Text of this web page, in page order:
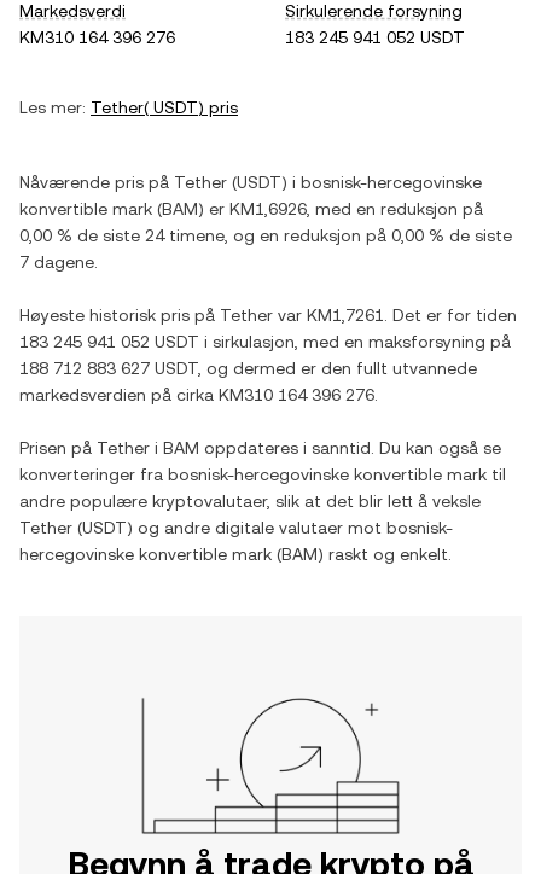
Markedsverdi
KM310 164 396 276
Sirkulerende forsyning
183 245 941 052 USDT
Les mer: Tether( USDT) pris
Nåværende pris på Tether (USDT) i bosnisk-hercegovinske
konvertible mark (BAM) er KM1,6926 , med en reduksjon på
0,00 % de siste 24 timene, og en reduksjon på 0,00 % de siste
7 dagene.
Høyeste historisk pris på Tether var KM1,7261
. Det er for tiden
183 245 941 052 USDT i sirkulasjon, med en maksforsyning på
188 712 883 627 USDT , og dermed er den fullt utvannede
markedsverdien på cirka KM310 164 396 276
Prisen på Tether i BAM oppdateres i sanntid. Du kan også se
konverteringer fra bosnisk-hercegovinske konvertible mark til
andre populære kryptovalutaer, slik at det blir lett å veksle
Tether (USDT) og andre digitale valutaer mot bosnisk-
hercegovinske konvertible mark (BAM) raskt og enkelt.
Begynn å trade krypto på